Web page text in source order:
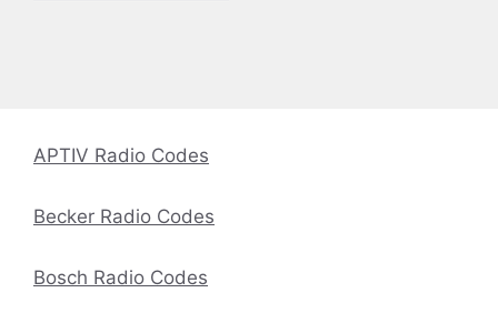
APTIV Radio Codes
Becker Radio Codes
Bosch Radio Codes